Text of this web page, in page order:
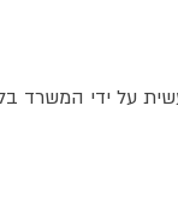
על ידי המשרד